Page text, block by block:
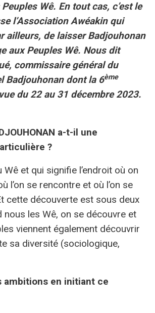
Wê. En tout cas, c’est le
l’Association Awéakin qui
ailleurs, de laisser Badjouhonan
aux Peuples Wê. Nous dit
commissaire général du
Badjouhonan dont la 6ème
du 22 au 31 décembre 2023.
a-t-il une
?
Wê et qui signifie l’endroit où on
l’on se rencontre et où l’on se
cette découverte est sous deux
nous les Wê, on se découvre et
viennent également découvrir
sa diversité (sociologique,
ambitions en initiant ce